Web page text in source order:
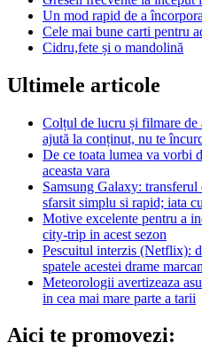
Un mod rapid de a
Cele mai bune carti pentru
Cidru,fete și o mandolină
Ultimele articole
Colțul de lucru și filmare de
ajută la conținut, nu te
De ce toata lumea va vorbi
aceasta vara
Samsung Galaxy:
sfarsit simplu si rapid; iata
Motive excelente pentru a
city-trip in acest sezon
Pescuitul interzis (Netflix):
spatele acestei drame
Meteorologii avertizeaza
in cea mai mare parte a tarii
Aici te promovezi: